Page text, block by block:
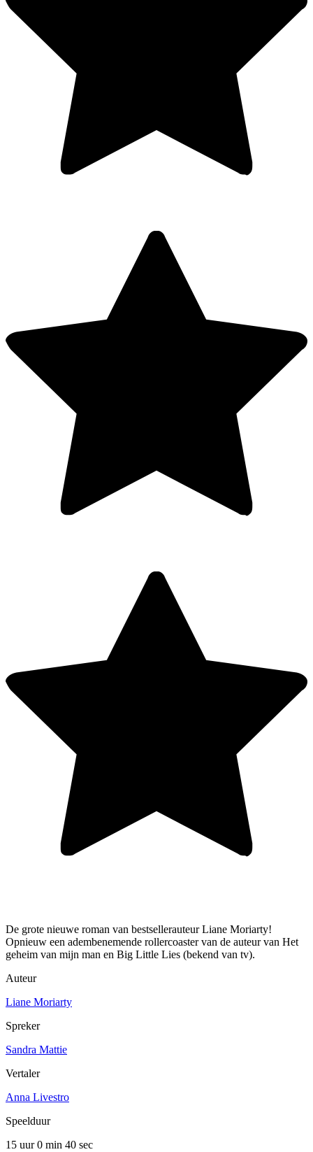
De grote nieuwe roman van bestsellerauteur Liane Moriarty!
Opnieuw een adembenemende rollercoaster van de auteur van Het
geheim van mijn man en Big Little Lies (bekend van tv).
Auteur
Liane Moriarty
Spreker
Sandra Mattie
Vertaler
Anna Livestro
Speelduur
15 uur 0 min 40 sec